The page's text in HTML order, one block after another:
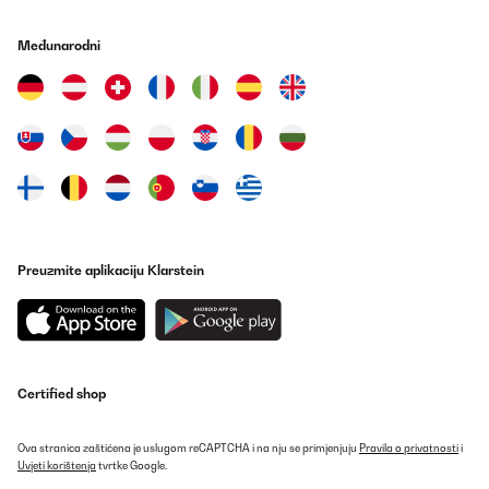
Međunarodni
Preuzmite aplikaciju Klarstein
Certified shop
Ova stranica zaštićena je uslugom reCAPTCHA i na nju se primjenjuju Pravila o privatnostii
Uvjeti korištenja tvrtke Google.